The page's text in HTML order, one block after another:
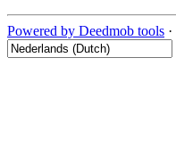
Powered by Deedmob tools ·